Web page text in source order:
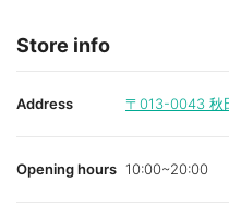
Store info
Address 〒013-0043 秋
Opening hours 10:00~20:00